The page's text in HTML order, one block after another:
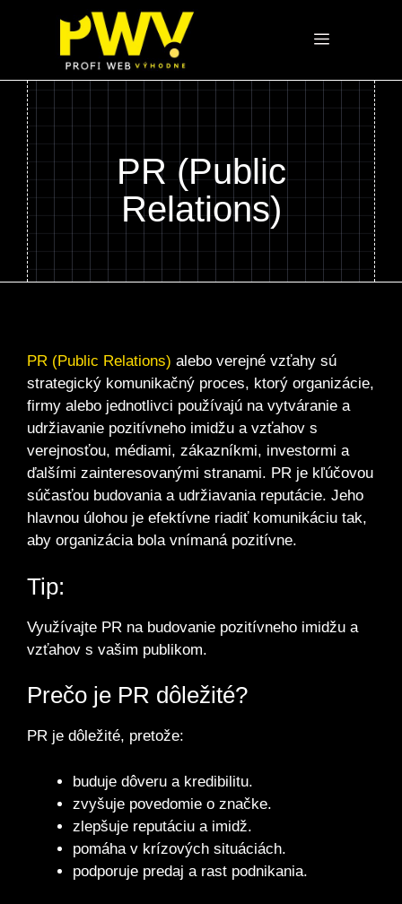
Menu
PR (Public
Relations)
PR (Public Relations) alebo verejné vzťahy sú
strategický komunikačný proces, ktorý organizácie,
firmy alebo jednotlivci používajú na vytváranie a
udržiavanie pozitívneho imidžu a vzťahov s
verejnosťou, médiami, zákazníkmi, investormi a
ďalšími zainteresovanými stranami. PR je kľúčovou
súčasťou budovania a udržiavania reputácie. Jeho
hlavnou úlohou je efektívne riadiť komunikáciu tak,
aby organizácia bola vnímaná pozitívne.
Tip:
Využívajte PR na budovanie pozitívneho imidžu a
vzťahov s vašim publikom.
Prečo je PR dôležité?
PR je dôležité, pretože:
buduje dôveru a kredibilitu.
zvyšuje povedomie o značke.
zlepšuje reputáciu a imidž.
pomáha v krízových situáciách.
podporuje predaj a rast podnikania.